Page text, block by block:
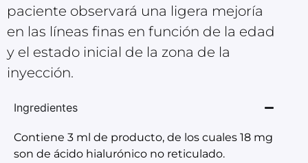
paciente observará una ligera mejoría
en las líneas finas en función de la edad
y el estado inicial de la zona de la
inyección.
Ingredientes
Contiene 3 ml de producto, de los cuales 18 mg
son de ácido hialurónico no reticulado.